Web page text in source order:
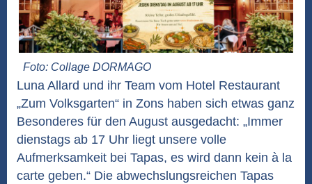
Foto: Collage DORMAGO
Luna Allard und ihr Team vom Hotel Restaurant
„Zum Volksgarten“ in Zons haben sich etwas ganz
Besonderes für den August ausgedacht: „Immer
dienstags ab 17 Uhr liegt unsere volle
Aufmerksamkeit bei Tapas, es wird dann kein à la
carte geben.“ Die abwechslungsreichen Tapas